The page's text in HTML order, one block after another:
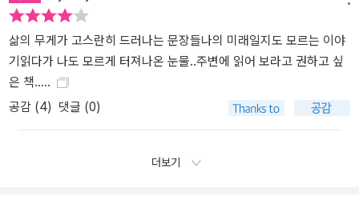
삶의 무게가 고스란히 드러나는 문장들나의 미래일지도 모르는 이야
기읽다가 나도 모르게 터져나온 눈물..주변에 읽어 보라고 권하고 싶
은 책.....
공감 (4) 댓글 (0)
더보기